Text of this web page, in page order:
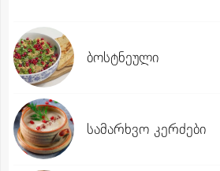
ბოსტნეული
სამარხვო კერძები